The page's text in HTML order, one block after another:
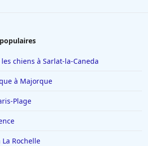
au Touquet-Paris-Plage
à Toulouse
à Cavalaire-sur-Mer
à Les Saisies
à Hanoi
chiens à Sarlat-la-Caneda
à Majorque
Plage
Rochelle